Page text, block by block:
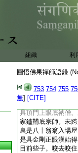
組織 利
圓悟佛果禪師語録
753 754 755
無] [CITE]
他有超師之作。威
何故恐落天魔外道
與祖佛爲師。有時
過信得及見得徹把
半徳。只如今釋迦
豈不是師。還有見
麼。試出來露箇消
有麼有麼。如無若
李將軍
師云。有句無句如
至道無難唯嫌揀擇
具頂門上眼底衲僧
家鑪鞴底宗師。未
裏是八十翁翁入場
是具金剛正眼漢始
目前些子。咬去咬